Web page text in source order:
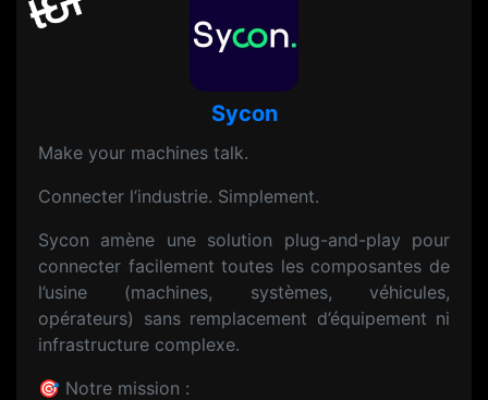
Sycon
Make your machines talk.
Connecter l’industrie. Simplement.
Sycon amène une solution plug-and-play pour
connecter facilement toutes les composantes de
l’usine (machines, systèmes, véhicules,
opérateurs) sans remplacement d’équipement ni
infrastructure complexe.
🎯 Notre mission :